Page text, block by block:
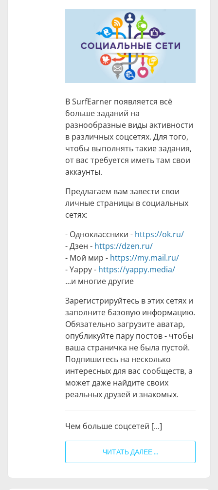
В SurfEarner появляется всё
больше заданий на
разнообразные виды активности
в различных соцсетях. Для того,
чтобы выполнять такие задания,
от вас требуется иметь там свои
аккаунты.
Предлагаем вам завести свои
личные страницы в социальных
сетях:
- Одноклассники - https://ok.ru/
- Дзен - https://dzen.ru/
- Мой мир - https://my.mail.ru/
- Yappy - https://yappy.media/
...и многие другие
Зарегистрируйтесь в этих сетях и
заполните базовую информацию.
Обязательно загрузите аватар,
опубликуйте пару постов - чтобы
ваша страничка не была пустой.
Подпишитесь на несколько
интересных для вас сообществ, а
может даже найдите своих
реальных друзей и знакомых.
Чем больше соцсетей [...]
ЧИТАТЬ ДАЛЕЕ ...